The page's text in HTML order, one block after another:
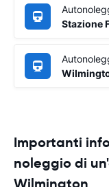
Stazione
Importanti
noleggio di